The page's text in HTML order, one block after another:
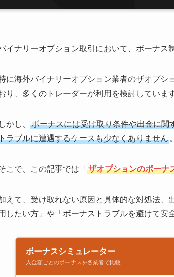
イナリーオプション取引において、ボーナス
に海外バイナリーオプション業者のザオプシ
り、多くのトレーダーが利用を検討しています
しかし、
ボーナスには受け取り条件や出金に
ラブルに遭遇するケースも少なくありません。
こで、この記事では「 ザオプションのボーナ
えて、受け取れない原因と具体的な対処法
したい方」や「ボーナストラブルを避けて安
ボーナスシミュレーター
入金額ごとのボーナスを各業者で比較